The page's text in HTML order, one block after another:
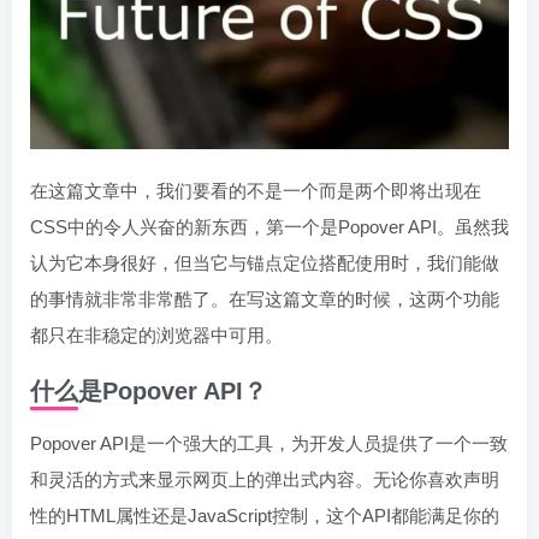
在这篇文章中，我们要看的不是一个而是两个即将出现在
CSS中的令人兴奋的新东西，第一个是Popover API。虽然我
认为它本身很好，但当它与锚点定位搭配使用时，我们能做
的事情就非常非常酷了。在写这篇文章的时候，这两个功能
都只在非稳定的浏览器中可用。
什么是Popover API？
Popover API是一个强大的工具，为开发人员提供了一个一致
和灵活的方式来显示网页上的弹出式内容。无论你喜欢声明
性的HTML属性还是JavaScript控制，这个API都能满足你的